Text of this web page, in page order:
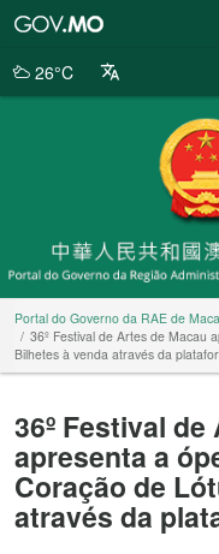
da
26°C
Portal do Governo da RAE de
36º Festival de Artes de Macau
Bilhetes à venda através da
36º Festival
apresenta a
Coração de
através da